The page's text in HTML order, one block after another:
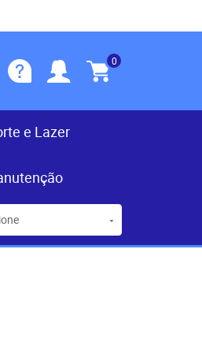
0
e Lazer